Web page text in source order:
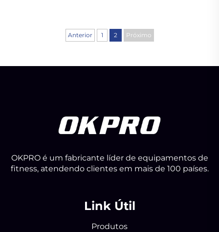
Anterior 1 2 Próximo
OKPRO é um fabricante líder de equipamentos de
fitness, atendendo clientes em mais de 100 países.
Link Útil
Produtos